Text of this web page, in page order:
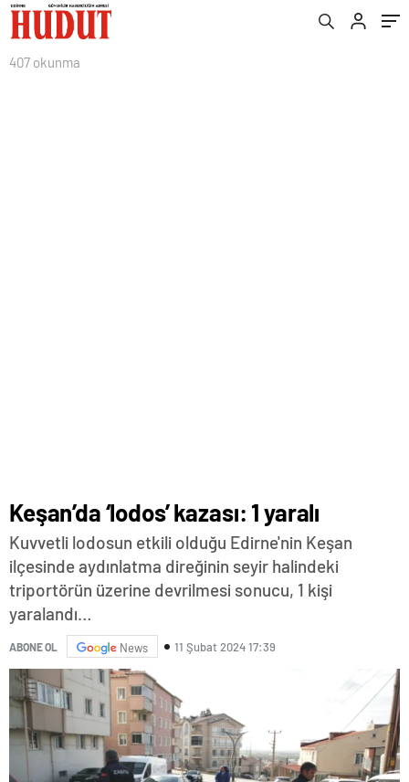
407 okunma
Keşan’da ‘lodos’ kazası: 1 yaralı
Kuvvetli lodosun etkili olduğu Edirne'nin Keşan
ilçesinde aydınlatma direğinin seyir halindeki
triportörün üzerine devrilmesi sonucu, 1 kişi
yaralandı…
ABONE OL News 11 Şubat 2024 17:39